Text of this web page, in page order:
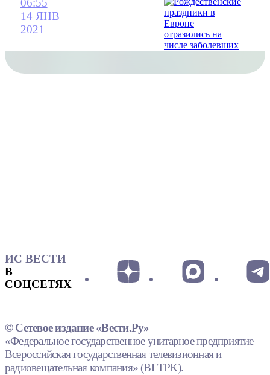
14 ЯНВ
2021
ИС ВЕСТИ
В
СОЦСЕТЯХ
© Сетевое издание «Вести.Ру»
«Федеральное государственное унитарное предприятие
Всероссийская государственная телевизионная и
радиовещательная компания» (ВГТРК).